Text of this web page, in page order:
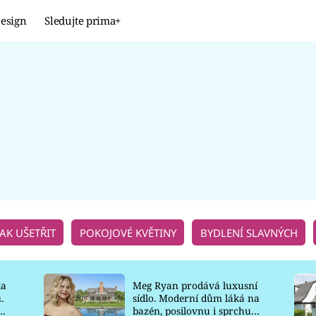
Sledujte prima+
UŠETŘIT POKOJOVÉ KVĚTINY BYDLENÍ SLAVNÝCH
Meg Ryan prodává luxusní
sídlo. Moderní dům láká na
bazén, posilovnu i sprchu